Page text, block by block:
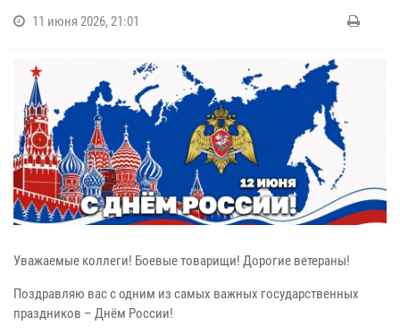
11 июня 2026, 21:01
Уважаемые коллеги! Боевые товарищи! Дорогие ветераны!
Поздравляю вас с одним из самых важных государственных
праздников – Днём России!